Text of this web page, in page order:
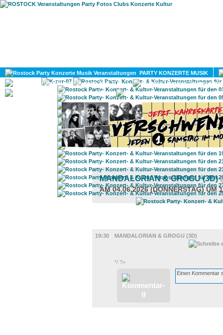
PARTY KONZERTE MUSIK
KULTUR
GAY
MANDALORIAN & GROGU (3D)
AM 04.06.2026 (DONNERSTAG) UM
19:30
MANDALORIAN & GROGU (3D)
*/ ?>